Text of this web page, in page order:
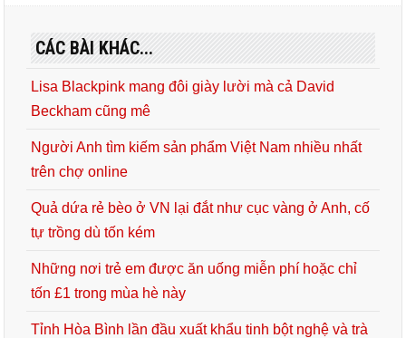
CÁC BÀI KHÁC...
Lisa Blackpink mang đôi giày lười mà cả David
Beckham cũng mê
Người Anh tìm kiếm sản phẩm Việt Nam nhiều nhất
trên chợ online
Quả dứa rẻ bèo ở VN lại đắt như cục vàng ở Anh, cố
tự trồng dù tốn kém
Những nơi trẻ em được ăn uống miễn phí hoặc chỉ
tốn £1 trong mùa hè này
Tỉnh Hòa Bình lần đầu xuất khẩu tinh bột nghệ và trà